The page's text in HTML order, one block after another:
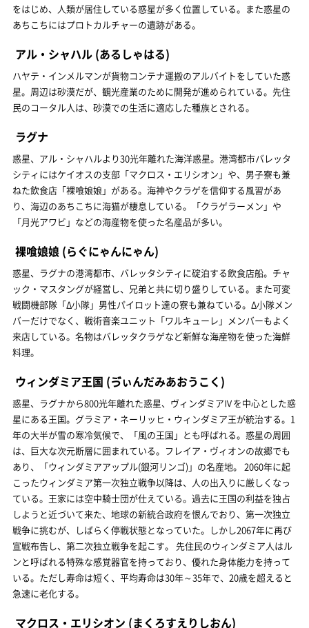
をはじめ、人類が居住している惑星が多く位置している。また惑星の
あちこちにはプロトカルチャーの遺跡がある。
アル・シャハル (あるしゃはる)
ハヤテ・インメルマンが貨物コンテナ運搬のアルバイトをしていた惑
星。周辺は砂漠だが、観光産業のために開発が進められている。先住
民のコータル人は、砂漠での生活に適応した種族とされる。
ラグナ
惑星、アル・シャハルより30光年離れた海洋惑星。港湾都市バレッタ
シティにはケイオスの支部「マクロス・エリシオン」や、男子寮も兼
ねた飲食店「裸喰娘娘」がある。海神やクラゲを信仰する風習があ
り、海辺のあちこちに海猫が棲息している。「クラゲラーメン」や
「月光アワビ」などの海産物を使った名産品が多い。
裸喰娘娘 (らぐにゃんにゃん)
惑星、ラグナの港湾都市、バレッタシティに碇泊する飲食店船。チャ
ック・マスタングが経営し、兄弟と共に切り盛りしている。また可変
戦闘機部隊「Δ小隊」男性パイロット達の寮も兼ねている。Δ小隊メン
バーだけでなく、戦術音楽ユニット「ワルキューレ」メンバーもよく
来店している。名物はバレッタクラゲなど新鮮な海産物を使った海鮮
料理。
ウィンダミア王国 (ゔぃんだみあおうこく)
惑星、ラグナから800光年離れた惑星、ヴィンダミアⅣを中心とした惑
星にある王国。グラミア・ネーリッヒ・ウィンダミア王が統治する。1
年の大半が雪の寒冷気候で、「風の王国」とも呼ばれる。惑星の周囲
は、巨大な次元断層に囲まれている。フレイア・ヴィオンの故郷でも
あり、「ウィンダミアアップル(銀河リンゴ)」の名産地。 2060年に起
こったウィンダミア第一次独立戦争以降は、人の出入りに厳しくなっ
ている。王家には空中騎士団が仕えている。過去に王国の利益を独占
しようと近づいて来た、地球の新統合政府を恨んでおり、第一次独立
戦争に挑むが、しばらく停戦状態となっていた。しかし2067年に再び
宣戦布告し、第二次独立戦争を起こす。 先住民のウィンダミア人はル
ンと呼ばれる特殊な感覚器官を持っており、優れた身体能力を持って
いる。ただし寿命は短く、平均寿命は30年～35年で、20歳を超えると
急速に老化する。
マクロス・エリシオン (まくろすえりしおん)